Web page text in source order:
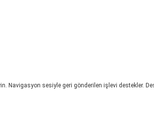
Navigasyon sesiyle geri gönderilen işlevi destekler.